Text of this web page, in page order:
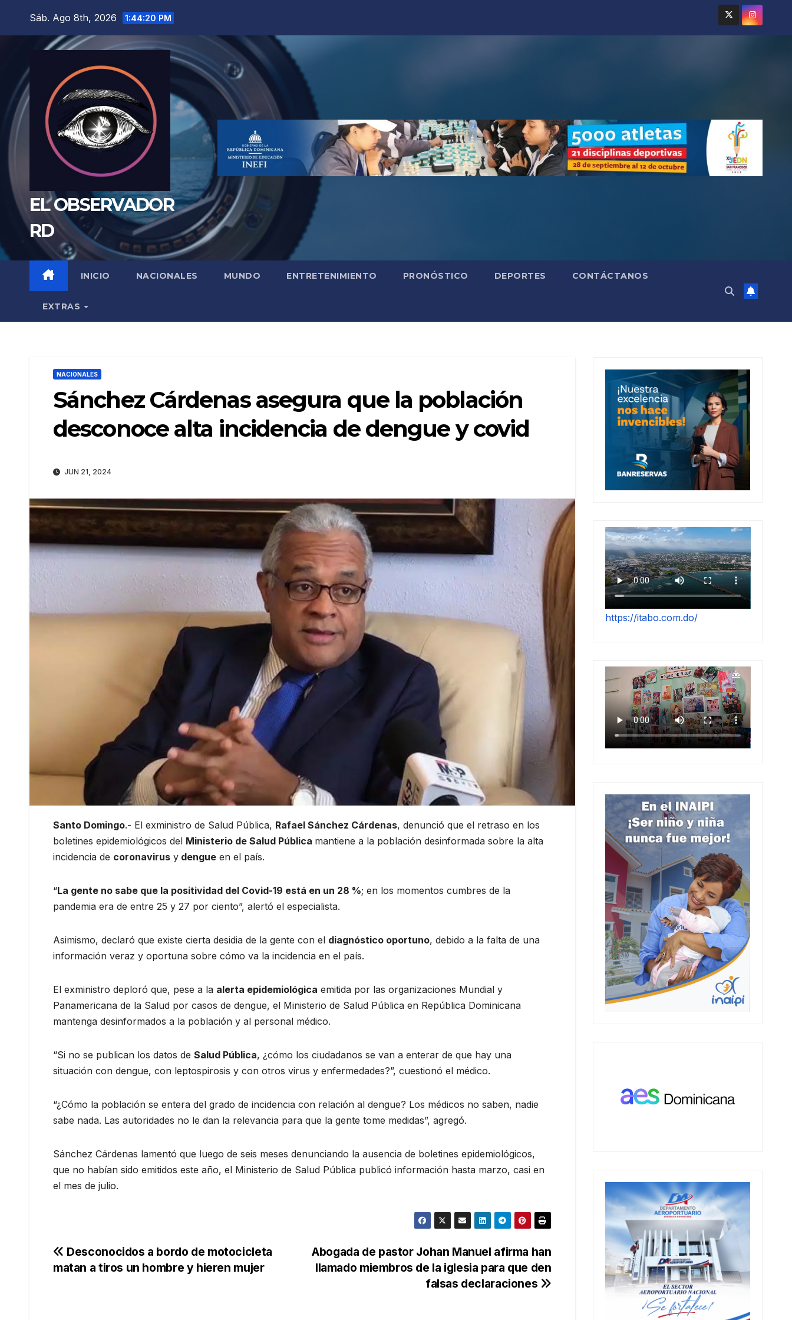
Sáb. Ago 8th, 2026 1:44:21 PM
EL OBSERVADOR
RD
INICIO NACIONALES MUNDO ENTRETENIMIENTO PRONÓSTICO DEPORTES CONTÁCTANOS
EXTRAS
NACIONALES
Sánchez Cárdenas asegura que la población
desconoce alta incidencia de dengue y covid
JUN 21, 2024
Santo Domingo.- El exministro de Salud Pública, Rafael Sánchez Cárdenas, denunció que el retraso en los
boletines epidemiológicos del Ministerio de Salud Pública mantiene a la población desinformada sobre la alta
incidencia de coronavirus y dengue en el país.
“La gente no sabe que la positividad del Covid-19 está en un 28 %; en los momentos cumbres de la
pandemia era de entre 25 y 27 por ciento”, alertó el especialista.
Asimismo, declaró que existe cierta desidia de la gente con el diagnóstico oportuno, debido a la falta de una
información veraz y oportuna sobre cómo va la incidencia en el país.
El exministro deploró que, pese a la alerta epidemiológica emitida por las organizaciones Mundial y
Panamericana de la Salud por casos de dengue, el Ministerio de Salud Pública en República Dominicana
mantenga desinformados a la población y al personal médico.
“Si no se publican los datos de Salud Pública, ¿cómo los ciudadanos se van a enterar de que hay una
situación con dengue, con leptospirosis y con otros virus y enfermedades?”, cuestionó el médico.
“¿Cómo la población se entera del grado de incidencia con relación al dengue? Los médicos no saben, nadie
sabe nada. Las autoridades no le dan la relevancia para que la gente tome medidas”, agregó.
Sánchez Cárdenas lamentó que luego de seis meses denunciando la ausencia de boletines epidemiológicos,
que no habían sido emitidos este año, el Ministerio de Salud Pública publicó información hasta marzo, casi en
el mes de julio.
Navegación
Abogada de pastor Johan Manuel afirma han
llamado miembros de la iglesia para que den
falsas declaraciones
Desconocidos a bordo de motocicleta
matan a tiros un hombre y hieren mujer
https://itabo.com.do/